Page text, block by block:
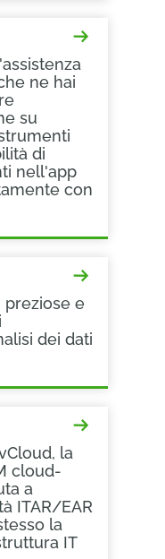
ne hai
su
di
nell'app
con
preziose e
dei dati
la
cloud-
a
ITAR/EAR
la
IT